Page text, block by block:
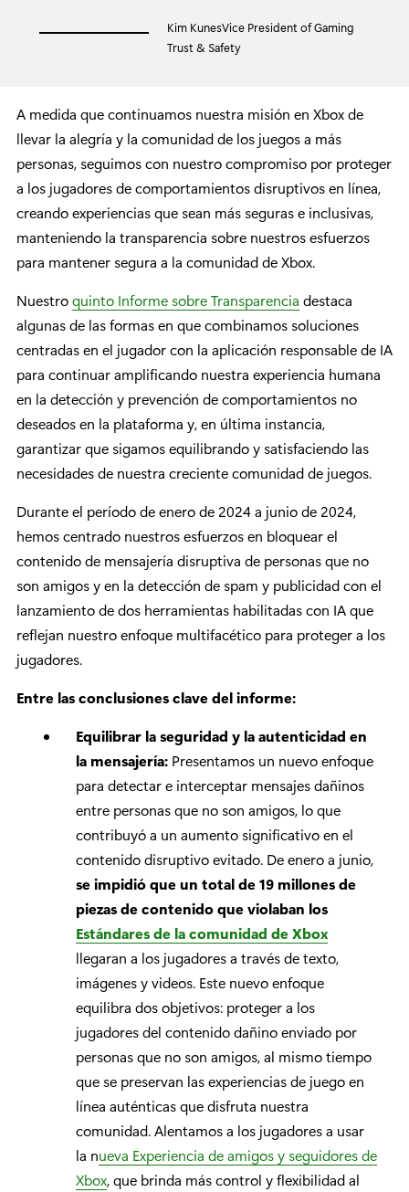
Kim KunesVice President of Gaming
Trust & Safety
A medida que continuamos nuestra misión en Xbox de
llevar la alegría y la comunidad de los juegos a más
personas, seguimos con nuestro compromiso por proteger
a los jugadores de comportamientos disruptivos en línea,
creando experiencias que sean más seguras e inclusivas,
manteniendo la transparencia sobre nuestros esfuerzos
para mantener segura a la comunidad de Xbox.
Nuestroquinto Informe sobre Transparencia destaca
algunas de las formas en que combinamos soluciones
centradas en el jugador con la aplicación responsable de IA
para continuar amplificando nuestra experiencia humana
en la detección y prevención de comportamientos no
deseados en la plataforma y, en última instancia,
garantizar que sigamos equilibrando y satisfaciendo las
necesidades de nuestra creciente comunidad de juegos.
Durante el período de enero de 2024 a junio de 2024,
hemos centrado nuestros esfuerzos en bloquear el
contenido de mensajería disruptiva de personas que no
son amigos y en la detección de spam y publicidad con el
lanzamiento de dos herramientas habilitadas con IA que
reflejan nuestro enfoque multifacético para proteger a los
jugadores.
Entre las conclusiones clave del informe:
Equilibrar la seguridad y la autenticidad en
la mensajería:Presentamos un nuevo enfoque
para detectar e interceptar mensajes dañinos
entre personas que no son amigos, lo que
contribuyó a un aumento significativo en el
contenido disruptivo evitado. De enero a junio,
se impidió que un total de 19 millones de
piezas de contenido que violaban los
Estándares de la comunidad de Xbox
llegaran a los jugadores a través de texto,
imágenes y videos. Este nuevo enfoque
equilibra dos objetivos: proteger a los
jugadores del contenido dañino enviado por
personas que no son amigos, al mismo tiempo
que se preservan las experiencias de juego en
línea auténticas que disfruta nuestra
comunidad. Alentamos a los jugadores a usar
la nueva Experiencia de amigos y seguidores de
Xbox, que brinda más control y flexibilidad al